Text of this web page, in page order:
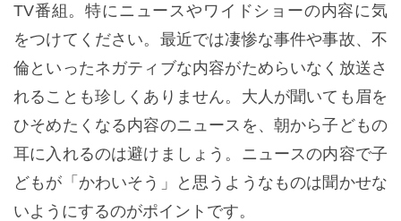
TV番組。特にニュースやワイドショーの内容に気
をつけてください。最近では凄惨な事件や事故、不
倫といったネガティブな内容がためらいなく放送さ
れることも珍しくありません。大人が聞いても眉を
ひそめたくなる内容のニュースを、朝から子どもの
耳に入れるのは避けましょう。ニュースの内容で子
どもが「かわいそう」と思うようなものは聞かせな
いようにするのがポイントです。